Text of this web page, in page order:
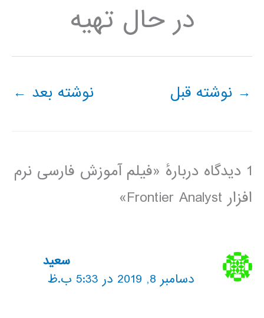
در حال تهیه
→ نوشته قبل نوشته بعد ←
1 دیدگاه دربارهٔ «فیلم آموزش فارسی نرم
افزار Frontier Analyst»
سعید
دسامبر 8, 2019 در 5:33 ب.ظ